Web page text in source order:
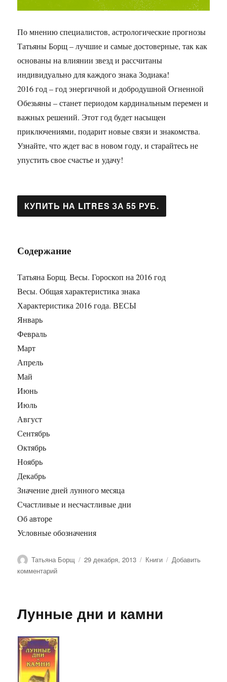
По мнению специалистов, астрологические прогнозы
Татьяны Борщ – лучшие и самые достоверные, так как
основаны на влиянии звезд и рассчитаны
индивидуально для каждого знака Зодиака!
2016 год – год энергичной и добродушной Огненной
Обезьяны – станет периодом кардинальным перемен и
важных решений. Этот год будет насыщен
приключениями, подарит новые связи и знакомства.
Узнайте, что ждет вас в новом году, и старайтесь не
упустить свое счастье и удачу!
Содержание
Татьяна Борщ. Весы. Гороскоп на 2016 год
Весы. Общая характеристика знака
Характеристика 2016 года. ВЕСЫ
Январь
Февраль
Март
Апрель
Май
Июнь
Июль
Август
Сентябрь
Октябрь
Ноябрь
Декабрь
Значение дней лунного месяца
Счастливые и несчастливые дни
Об авторе
Условные обозначения
Автор
Татьяна Борщ Опубликовано
29 декабря, 2013 Рубрики
Книги
Добавить
комментарийк
на
год
Лунные дни и камни